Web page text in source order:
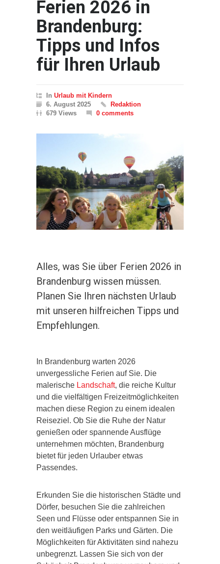
Ferien 2026 in
Brandenburg:
Tipps und Infos
für Ihren Urlaub
In Urlaub mit Kindern
6. August 2025
Redaktion
679 Views
0 comments
Alles, was Sie über Ferien 2026 in
Brandenburg wissen müssen.
Planen Sie Ihren nächsten Urlaub
mit unseren hilfreichen Tipps und
Empfehlungen.
In Brandenburg warten 2026
unvergessliche Ferien auf Sie. Die
malerische Landschaft, die reiche Kultur
und die vielfältigen Freizeitmöglichkeiten
machen diese Region zu einem idealen
Reiseziel. Ob Sie die Ruhe der Natur
genießen oder spannende Ausflüge
unternehmen möchten, Brandenburg
bietet für jeden Urlauber etwas
Passendes.
Erkunden Sie die historischen Städte und
Dörfer, besuchen Sie die zahlreichen
Seen und Flüsse oder entspannen Sie in
den weitläufigen Parks und Gärten. Die
Möglichkeiten für Aktivitäten sind nahezu
unbegrenzt. Lassen Sie sich von der